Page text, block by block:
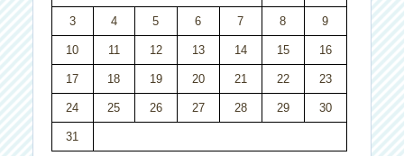
3 4 5 6 7 8 9
10 11 12 13 14 15 16
17 18 19 20 21 22 23
24 25 26 27 28 29 30
31